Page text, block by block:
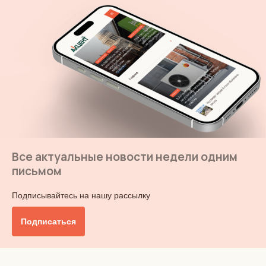
Все актуальные новости недели одним
письмом
Подписывайтесь на нашу рассылку
Подписаться